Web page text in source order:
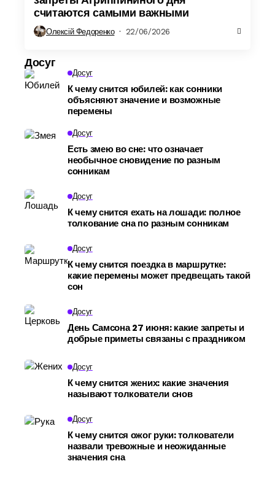
считаются самыми важными
Олексій Федоренко 22/06/2026
Досуг
Досуг
К чему снится юбилей: как сонники
объясняют значение и возможные
перемены
Досуг
Есть змею во сне: что означает
необычное сновидение по разным
сонникам
Досуг
К чему снится ехать на лошади: полное
толкование сна по разным сонникам
Досуг
К чему снится поездка в маршрутке:
какие перемены может предвещать такой
сон
Досуг
День Самсона 27 июня: какие запреты и
добрые приметы связаны с праздником
Досуг
К чему снится жених: какие значения
называют толкователи снов
Досуг
К чему снится ожог руки: толкователи
назвали тревожные и неожиданные
значения сна